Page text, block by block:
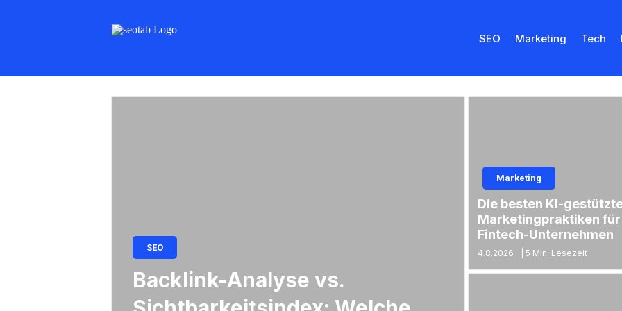
SEO Marketing Tech
SEO
Backlink-Analyse vs.
Marketing
Die besten KI-
Marketingpraktiken für
Fintech-Unternehmen
4.8.2026 5 Min. Lesezeit